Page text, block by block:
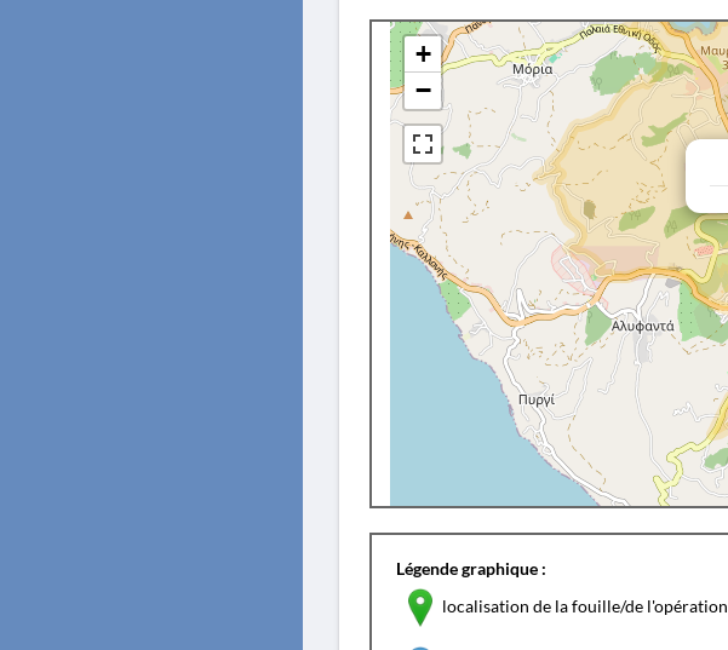
+
−
Légende graphique :
localisation de la fouille/de l'opération